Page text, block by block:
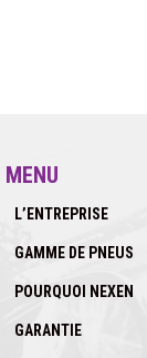
MENU
L’ENTREPRISE
GAMME DE PNEUS
POURQUOI NEXEN
GARANTIE